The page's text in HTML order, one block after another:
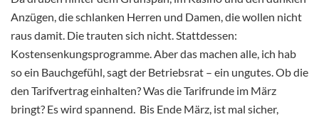
Anzügen, die schlanken Herren und Damen, die wollen nicht
raus damit. Die trauten sich nicht. Stattdessen:
Kostensenkungsprogramme. Aber das machen alle, ich hab
so ein Bauchgefühl, sagt der Betriebsrat – ein ungutes. Ob die
den Tarifvertrag einhalten? Was die Tarifrunde im März
bringt? Es wird spannend. Bis Ende März, ist mal sicher,